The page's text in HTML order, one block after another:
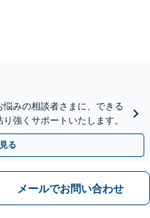
悩みの相談者さまに、できる
強くサポートいたします。
る
メールでお問い合わせ